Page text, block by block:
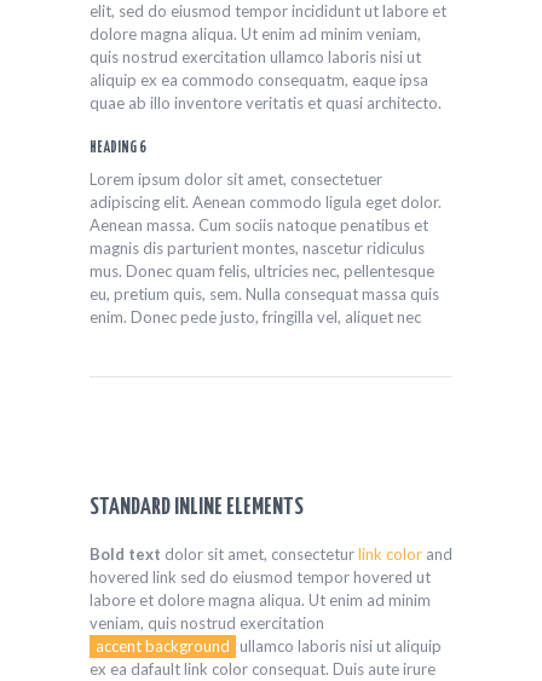
elit, sed do eiusmod tempor incididunt ut labore et
dolore magna aliqua. Ut enim ad minim veniam,
quis nostrud exercitation ullamco laboris nisi ut
aliquip ex ea commodo consequatm, eaque ipsa
quae ab illo inventore veritatis et quasi architecto.
HEADING 6
Lorem ipsum dolor sit amet, consectetuer
adipiscing elit. Aenean commodo ligula eget dolor.
Aenean massa. Cum sociis natoque penatibus et
magnis dis parturient montes, nascetur ridiculus
mus. Donec quam felis, ultricies nec, pellentesque
eu, pretium quis, sem. Nulla consequat massa quis
enim. Donec pede justo, fringilla vel, aliquet nec
STANDARD INLINE ELEMENTS
Bold text dolor sit amet, consecteturlink color and
hovered link sed do eiusmod tempor hovered ut
labore et dolore magna aliqua. Ut enim ad minim
veniam, quis nostrud exercitation
accent background ullamco laboris nisi ut aliquip
ex ea dafault link color consequat. Duis aute irure